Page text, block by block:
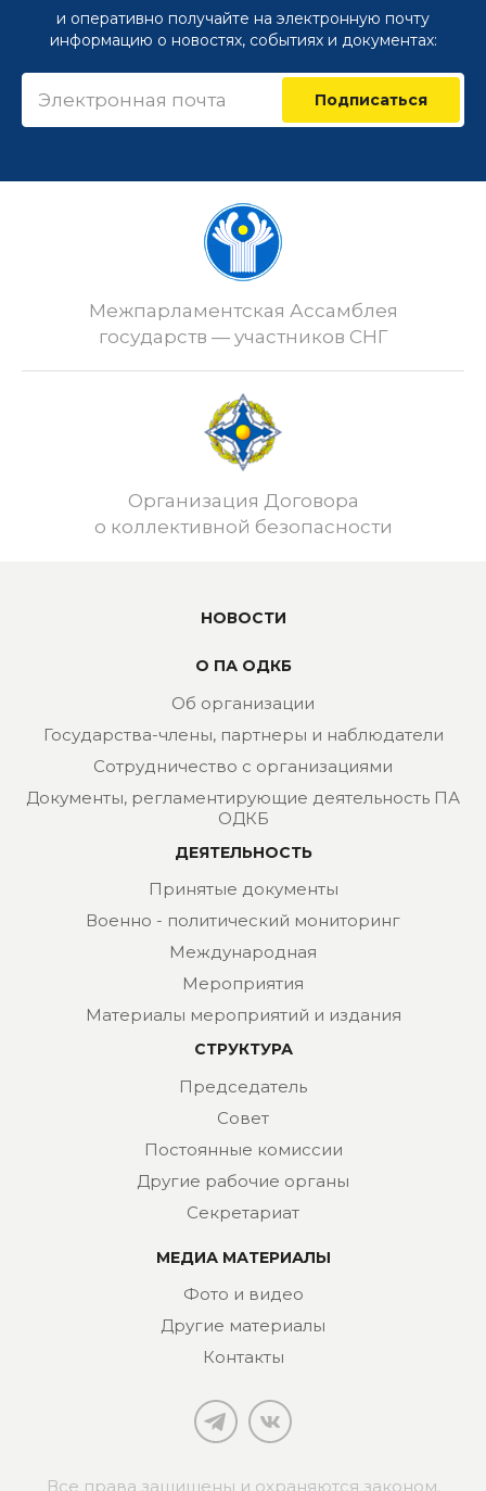
и оперативно получайте на электронную почту
информацию о новостях, событиях и документах:
Подписаться
Межпарламентская Ассамблея
государств — участников СНГ
Организация Договора
о коллективной безопасности
НОВОСТИ
О ПА ОДКБ
Об организации
Государства-члены, партнеры и наблюдатели
Сотрудничество с организациями
Документы, регламентирующие деятельность ПА
ОДКБ
ДЕЯТЕЛЬНОСТЬ
Принятые документы
Военно - политический мониторинг
Международная
Мероприятия
Материалы мероприятий и издания
СТРУКТУРА
Председатель
Совет
Постоянные комиссии
Другие рабочие органы
Секретариат
МЕДИА МАТЕРИАЛЫ
Фото и видео
Другие материалы
Контакты
Все права защищены и охраняются законом.